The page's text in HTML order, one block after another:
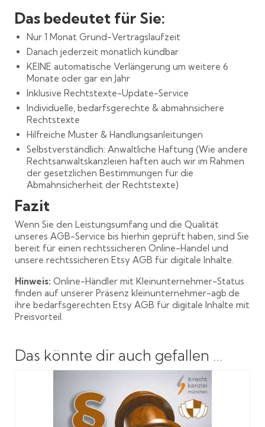
Das bedeutet für Sie:
Nur 1 Monat Grund-Vertragslaufzeit
Danach jederzeit monatlich kündbar
KEINE automatische Verlängerung um weitere 6
Monate oder gar ein Jahr
Inklusive Rechtstexte-Update-Service
Individuelle, bedarfsgerechte & abmahnsichere
Rechtstexte
Hilfreiche Muster & Handlungsanleitungen
Selbstverständlich: Anwaltliche Haftung (Wie andere
Rechtsanwaltskanzleien haften auch wir im Rahmen
der gesetzlichen Bestimmungen für die
Abmahnsicherheit der Rechtstexte)
Fazit
Wenn Sie den Leistungsumfang und die Qualität
unseres AGB-Service bis hierhin geprüft haben, sind Sie
bereit für einen rechtssicheren Online-Handel und
unsere rechtssicheren Etsy AGB für digitale Inhalte.
Hinweis: Online-Händler mit Kleinunternehmer-Status
finden auf unserer Präsenz kleinunternehmer-agb.de
ihre bedarfsgerechten Etsy AGB für digitale Inhalte mit
Preisvorteil.
Das könnte dir auch gefallen …